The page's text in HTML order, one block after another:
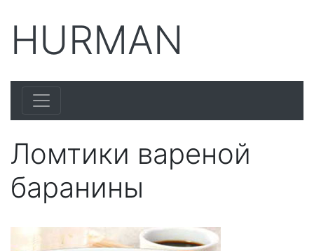
HURMAN
Ломтики вареной
баранины